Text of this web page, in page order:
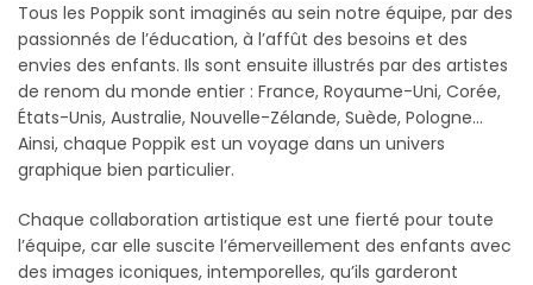
Tous les Poppik sont imaginés au sein notre équipe, par des
passionnés de l’éducation, à l’affût des besoins et des
envies des enfants. Ils sont ensuite illustrés par des artistes
de renom du monde entier : France, Royaume-Uni, Corée,
États-Unis, Australie, Nouvelle-Zélande, Suède, Pologne…
Ainsi, chaque Poppik est un voyage dans un univers
graphique bien particulier.
Chaque collaboration artistique est une fierté pour toute
l’équipe, car elle suscite l’émerveillement des enfants avec
des images iconiques, intemporelles, qu’ils garderont